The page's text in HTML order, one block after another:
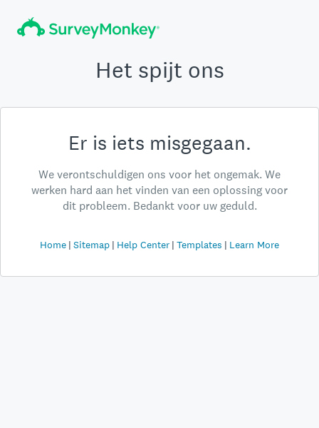
Het spijt ons
Er is iets misgegaan.
We verontschuldigen ons voor het ongemak. We
werken hard aan het vinden van een oplossing voor
dit probleem. Bedankt voor uw geduld.
Home Sitemap Help Center Templates Learn More